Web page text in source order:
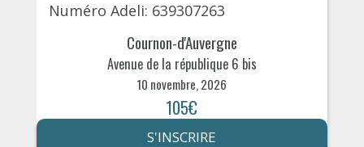
Numéro Adeli: 639307263
Cournon-d'Auvergne
Avenue de la république 6 bis
10 novembre, 2026
105€
S'INSCRIRE